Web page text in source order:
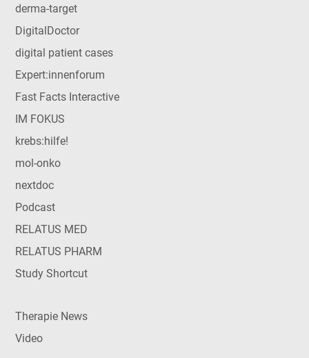
derma-target
DigitalDoctor
digital patient cases
Expert:innenforum
Fast Facts Interactive
IM FOKUS
krebs:hilfe!
mol-onko
nextdoc
Podcast
RELATUS MED
RELATUS PHARM
Study Shortcut
Therapie News
Video